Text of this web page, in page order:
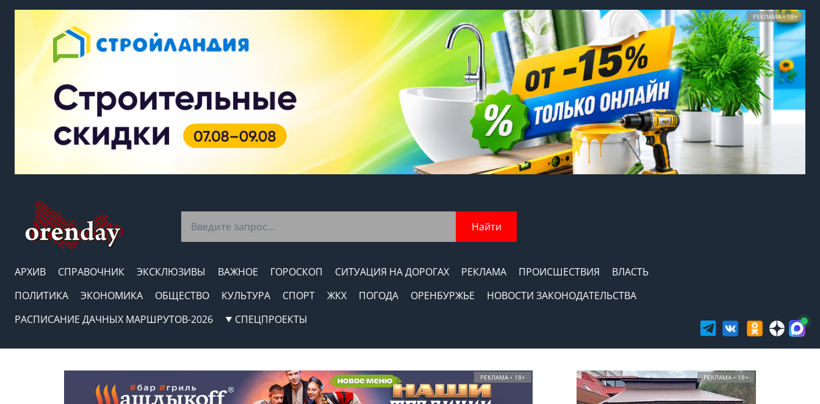
РЕКЛАМА • 18+
Найти
АРХИВ СПРАВОЧНИК ЭКСКЛЮЗИВЫ ВАЖНОЕ ГОРОСКОП СИТУАЦИЯ НА ДОРОГАХ РЕКЛАМА ПРОИСШЕСТВИЯ
ВЛАСТЬ
ПОЛИТИКА
ЭКОНОМИКА ОБЩЕСТВО КУЛЬТУРА СПОРТ ЖКХ ПОГОДА ОРЕНБУРЖЬЕ
НОВОСТИ ЗАКОНОДАТЕЛЬСТВА
РАСПИСАНИЕ ДАЧНЫХ МАРШРУТОВ-2026
СПЕЦПРОЕКТЫ
РЕКЛАМА • 18+ РЕКЛАМА • 18+